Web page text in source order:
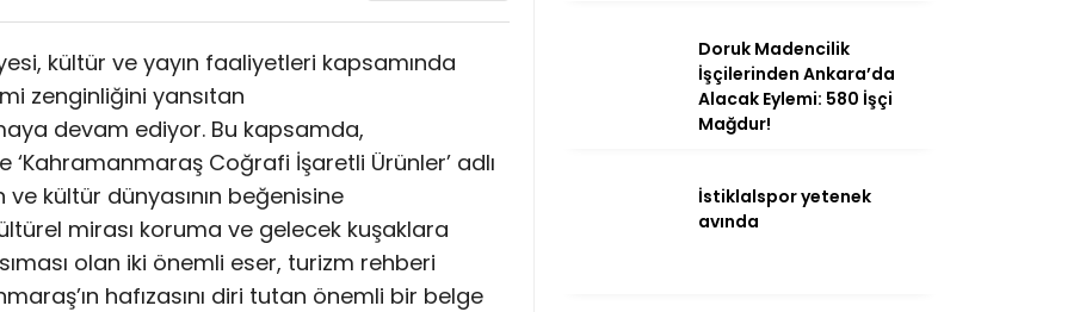
Politika
Dünya
Sağlık
kültür ve yayın faaliyetleri kapsamında
zenginliğini yansıtan
devam ediyor. Bu kapsamda,
‘Kahramanmaraş Coğrafi İşaretli Ürünler’ adlı
ve kültür dünyasının beğenisine
mirası koruma ve gelecek kuşaklara
olan iki önemli eser, turizm rehberi
hafızasını diri tutan önemli bir belge
Doruk Madencilik
İşçilerinden Ankara’da
Alacak Eylemi: 580 İşçi
Mağdur!
İstiklalspor yetenek
avında